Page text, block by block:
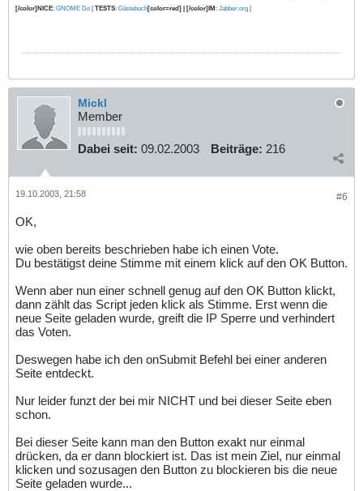
[/color]NICE: GNOME Do | TESTS: Gästebuch[color=red] | [/color]IM: Jabber.org |
Mickl
Member
Dabei seit: 09.02.2003 Beiträge: 216
#6
19.10.2003, 21:58
OK,
wie oben bereits beschrieben habe ich einen Vote.
Du bestätigst deine Stimme mit einem klick auf den OK Button.
Wenn aber nun einer schnell genug auf den OK Button klickt,
dann zählt das Script jeden klick als Stimme. Erst wenn die
neue Seite geladen wurde, greift die IP Sperre und verhindert
das Voten.
Deswegen habe ich den onSubmit Befehl bei einer anderen
Seite entdeckt.
Nur leider funzt der bei mir NICHT und bei dieser Seite eben
schon.
Bei dieser Seite kann man den Button exakt nur einmal
drücken, da er dann blockiert ist. Das ist mein Ziel, nur einmal
klicken und sozusagen den Button zu blockieren bis die neue
Seite geladen wurde...